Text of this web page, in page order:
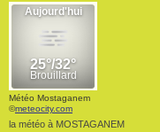
Météo Mostaganem
©meteocity.com
la météo à MOSTAGANEM